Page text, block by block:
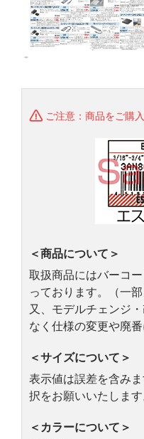
ご注意：商品をご購
＜商品について＞
取扱商品にはバーコ
っております。（一
又、モデルチェンジ
なく仕様の変更や廃
＜サイズについて＞
表示値は誤差を含み
択をお願いいたします
＜カラーについて＞